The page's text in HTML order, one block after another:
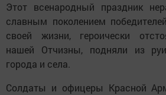
Этот всенародный праздник
славным поколением
своей жизни, героически
нашей Отчизны, подняли из
города и села.
Солдаты и офицеры Красной